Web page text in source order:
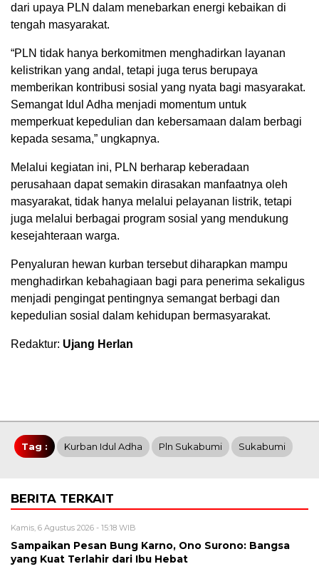
dari upaya PLN dalam menebarkan energi kebaikan di
tengah masyarakat.
“PLN tidak hanya berkomitmen menghadirkan layanan
kelistrikan yang andal, tetapi juga terus berupaya
memberikan kontribusi sosial yang nyata bagi masyarakat.
Semangat Idul Adha menjadi momentum untuk
memperkuat kepedulian dan kebersamaan dalam berbagi
kepada sesama,” ungkapnya.
Melalui kegiatan ini, PLN berharap keberadaan
perusahaan dapat semakin dirasakan manfaatnya oleh
masyarakat, tidak hanya melalui pelayanan listrik, tetapi
juga melalui berbagai program sosial yang mendukung
kesejahteraan warga.
Penyaluran hewan kurban tersebut diharapkan mampu
menghadirkan kebahagiaan bagi para penerima sekaligus
menjadi pengingat pentingnya semangat berbagi dan
kepedulian sosial dalam kehidupan bermasyarakat.
Redaktur: Ujang Herlan
Tag : Kurban Idul Adha Pln Sukabumi Sukabumi
BERITA TERKAIT
Kamis, 6 Agustus 2026 - 15:18 WIB
Sampaikan Pesan Bung Karno, Ono Surono: Bangsa
yang Kuat Terlahir dari Ibu Hebat